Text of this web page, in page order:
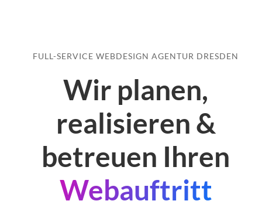
FULL-SERVICE WEBDESIGN AGENTUR DRESDEN
Wir planen,
realisieren &
betreuen Ihren
Webauftritt